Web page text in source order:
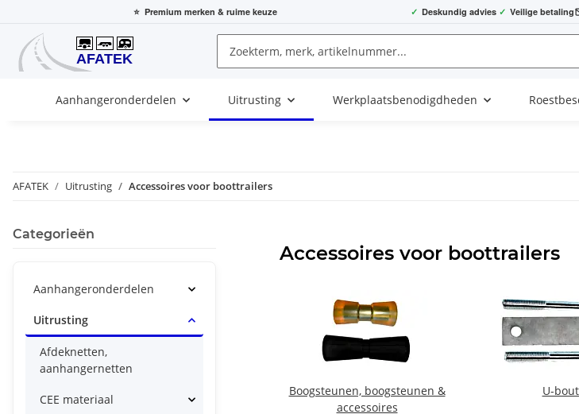
⭐ Premium merken & ruime keuze ✓ Deskundig advies ✓ Veilige betaling
Aanhangeronderdelen Uitrusting Werkplaatsbenodigdheden
AFATEK Uitrusting Accessoires voor boottrailers
Accessoires voor boottrailers
Boogsteunen, boogsteunen &
accessoires
U-
Categorieën
Aanhangeronderdelen
Uitrusting
Afdeknetten,
aanhangernetten
CEE materiaal